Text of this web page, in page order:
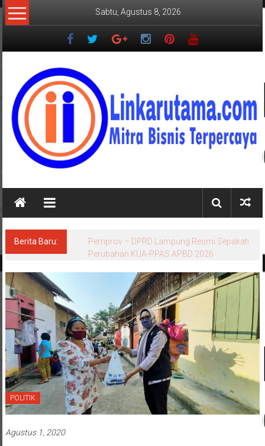
Lompat
ke
Sabtu, Agustus 8, 2026
LINKARUTAMA.COM
Mitra
Terpercaya
Berita Baru:
Sekdprov Marindo Meluruskan Fakta Terkait
Status Lahan Kawasan Ryacudu
POLITIK
Agustus 1, 2020